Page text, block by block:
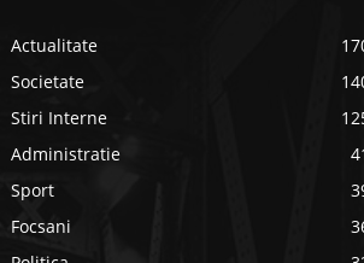
Actualitate
Societate
Stiri Interne
Administratie
Sport
Focsani